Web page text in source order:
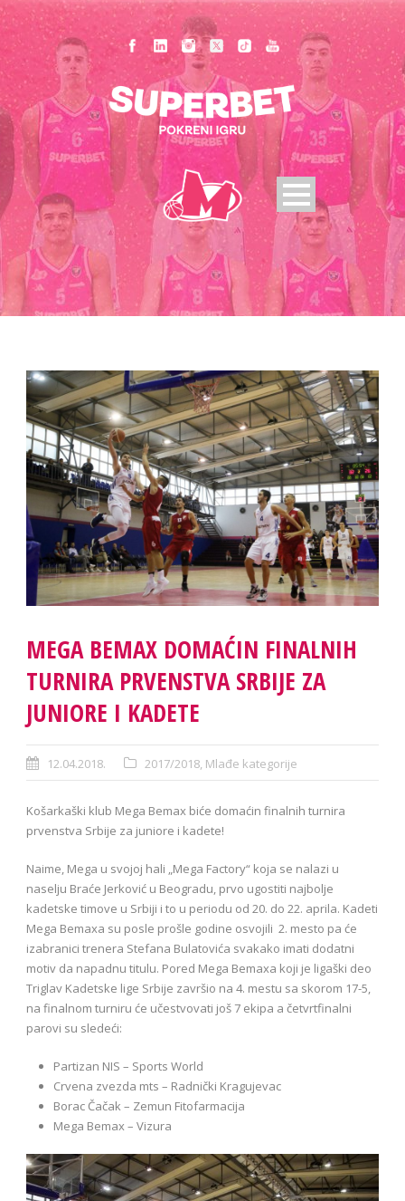
MEGA BEMAX DOMAĆIN FINALNIH
TURNIRA PRVENSTVA SRBIJE ZA
JUNIORE I KADETE
12.04.2018. 2017/2018, Mlađe kategorije
Košarkaški klub Mega Bemax biće domaćin finalnih turnira
prvenstva Srbije za juniore i kadete!
Naime, Mega u svojoj hali „Mega Factory“ koja se nalazi u
naselju Braće Jerković u Beogradu, prvo ugostiti najbolje
kadetske timove u Srbiji i to u periodu od 20. do 22. aprila. Kadeti
Mega Bemaxa su posle prošle godine osvojili 2. mesto pa će
izabranici trenera Stefana Bulatovića svakako imati dodatni
motiv da napadnu titulu. Pored Mega Bemaxa koji je ligaški deo
Triglav Kadetske lige Srbije završio na 4. mestu sa skorom 17-5,
na finalnom turniru će učestvovati još 7 ekipa a četvrtfinalni
parovi su sledeći:
Partizan NIS – Sports World
Crvena zvezda mts – Radnički Kragujevac
Borac Čačak – Zemun Fitofarmacija
Mega Bemax – Vizura